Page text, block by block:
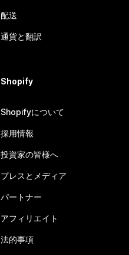
配送
通貨と翻訳
Shopify
Shopifyについて
採用情報
投資家の皆様へ
プレスとメディア
パートナー
アフィリエイト
法的事項